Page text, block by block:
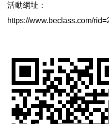
活動網址：
https://www.beclass.com/